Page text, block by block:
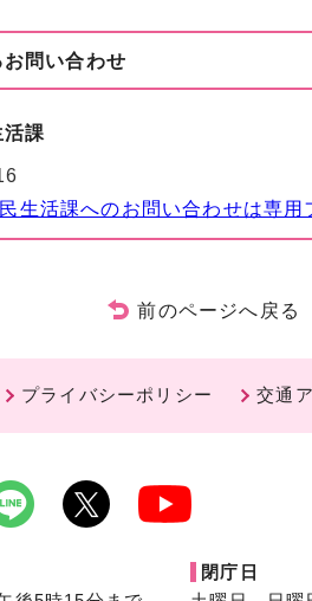
お問い合わせ
課
活課へのお問い合わせは専用
前のページへ戻る
プライバシーポリシー 交通
閉庁日